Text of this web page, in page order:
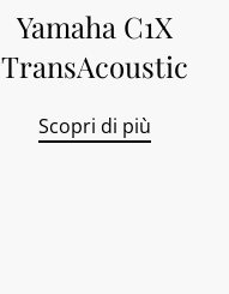
Yamaha C1X
TransAcoustic
Scopri di più